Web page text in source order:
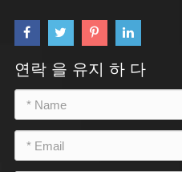
연락 을 유지 하 다